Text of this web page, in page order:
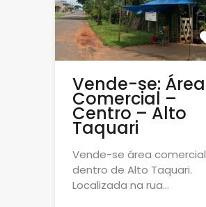
Vende-se: Área
Comercial –
Centro – Alto
Taquari
Vende-se área comercial
dentro de Alto Taquari.
Localizada na rua…